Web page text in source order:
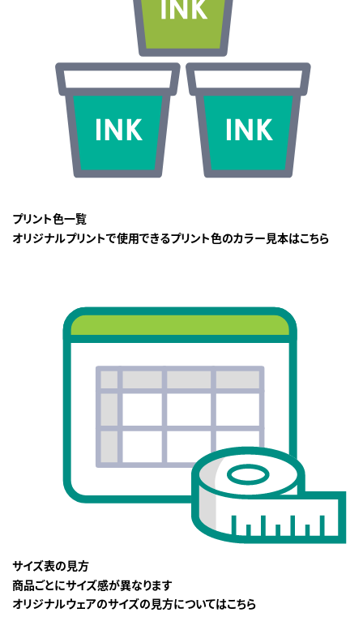
プリント色一覧
オリジナルプリントで使用できるプリント色のカラー見本はこちら
サイズ表の見方
商品ごとにサイズ感が異なります
オリジナルウェアのサイズの見方についてはこちら